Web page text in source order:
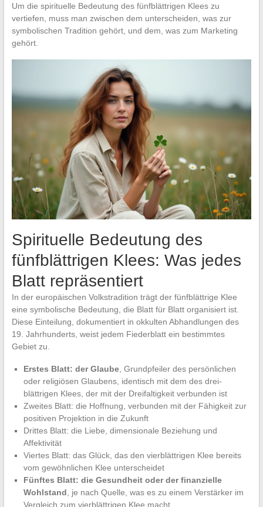
Um die spirituelle Bedeutung des fünfblättrigen Klees zu
vertiefen, muss man zwischen dem unterscheiden, was zur
symbolischen Tradition gehört, und dem, was zum Marketing
gehört.
Spirituelle Bedeutung des
fünfblättrigen Klees: Was jedes
Blatt repräsentiert
In der europäischen Volkstradition trägt der fünfblättrige Klee
eine symbolische Bedeutung, die Blatt für Blatt organisiert ist.
Diese Einteilung, dokumentiert in okkulten Abhandlungen des
19. Jahrhunderts, weist jedem Fiederblatt ein bestimmtes
Gebiet zu.
Erstes Blatt: der Glaube, Grundpfeiler des persönlichen
oder religiösen Glaubens, identisch mit dem des drei-
blättrigen Klees, der mit der Dreifaltigkeit verbunden ist
Zweites Blatt: die Hoffnung, verbunden mit der Fähigkeit zur
positiven Projektion in die Zukunft
Drittes Blatt: die Liebe, dimensionale Beziehung und
Affektivität
Viertes Blatt: das Glück, das den vierblättrigen Klee bereits
vom gewöhnlichen Klee unterscheidet
Fünftes Blatt: die Gesundheit oder der finanzielle
Wohlstand , je nach Quelle, was es zu einem Verstärker im
Vergleich zum vierblättrigen Klee macht